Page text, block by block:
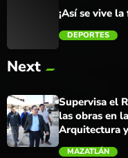
¡Así se vive
DEPORTES
Next
Supervisa el
las obras en
Arquitectura
MAZATLÁN